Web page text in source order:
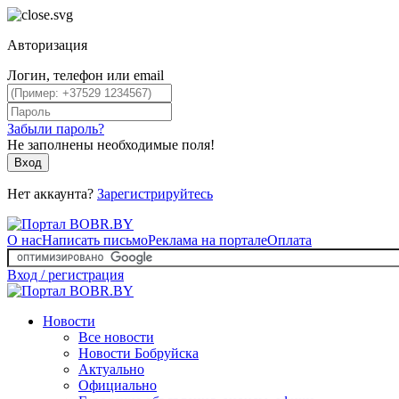
Авторизация
Логин, телефон или email
Забыли пароль?
Не заполнены необходимые поля!
Вход
Нет аккаунта? Зарегистрируйтесь
О насНаписать письмоРеклама на порталеОплата
Вход / регистрация
Новости
Все новости
Новости Бобруйска
Актуально
Официально